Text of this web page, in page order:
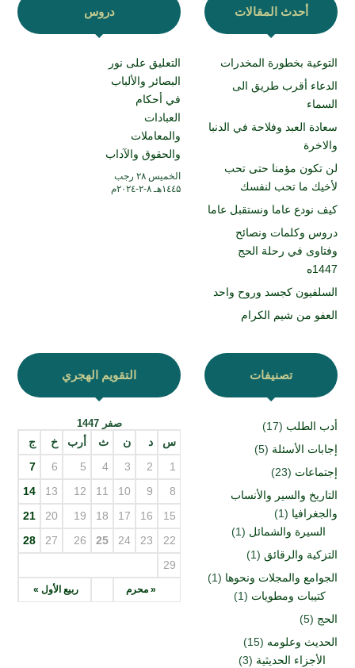
أحدث المقالات
التوعية بخطورة المخدرات
الدعاء أقرب طريق الى
السماء
سعادة العبد وفلاحة في الدنبا
والاخرة
لن تكون مؤمنا حتى تحب
لأخيك ما تحب لنفسك
كيف نودع عاما ونستقبل عاما
دروس وكلمات ونصائح
وفتاوى في رحلة الحج
1447ه
السلفيون كجسد وروح واحد
العفو من شيم الكرام
دروس
التعليق على نور
البصائر والألباب
في أحكام
العبادات
والمعاملات
والحقوق والآداب
الخميس ۲۸ رجب
۱٤٤۵هـ ۸-۲-۲۰۲٤م
تصنيفات
أدب الطلب (17)
إجابات الأسئلة (5)
إجتماعات (23)
التاريخ والسير والأنساب
والجغرافيا (1)
السيرة والشمائل (1)
التزكية والرقائق (1)
الجوامع والمجلات ونحوها (1)
كتيبات ومطويات (1)
الحج (5)
الحديث وعلومه (15)
الأجزاء الحديثية (3)
التقويم الهجري
صفر 1447
س د ن ث أرب خ ج
« محرم ربيع الأول »
1
2
3
4
5
6
7
8
9
10
11
12
13
14
15
16
17
18
19
20
21
22
23
24
25
26
27
28
29